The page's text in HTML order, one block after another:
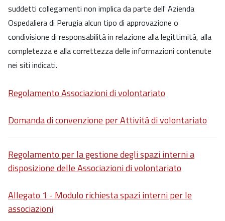
suddetti collegamenti non implica da parte dell' Azienda
Ospedaliera di Perugia alcun tipo di approvazione o
condivisione di responsabilità in relazione alla legittimità, alla
completezza e alla correttezza delle informazioni contenute
nei siti indicati.
Regolamento Associazioni di volontariato
Domanda di convenzione per Attività di volontariato
Regolamento per la gestione degli spazi interni a
disposizione delle Associazioni di volontariato
Allegato 1 - Modulo richiesta spazi interni per le
associazioni